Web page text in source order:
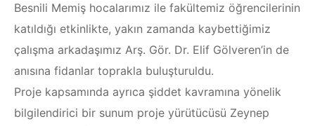
İLETIŞIM
Besnili Memiş hocalarımız ile fakültemiz öğrencilerinin
katıldığı etkinlikte, yakın zamanda kaybettiğimiz
çalışma arkadaşımız Arş. Gör. Dr. Elif Gölveren’in de
anısına fidanlar toprakla buluşturuldu.
Proje kapsamında ayrıca şiddet kavramına yönelik
bilgilendirici bir sunum proje yürütücüsü Zeynep